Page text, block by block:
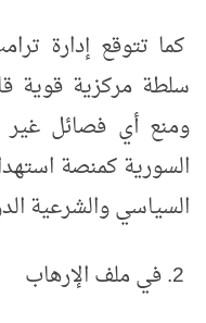
كما تتوقع إدارة
سلطة مركزية قوية
ومنع أي فصائل غير
السورية كمنصة
السياسي والشرعية